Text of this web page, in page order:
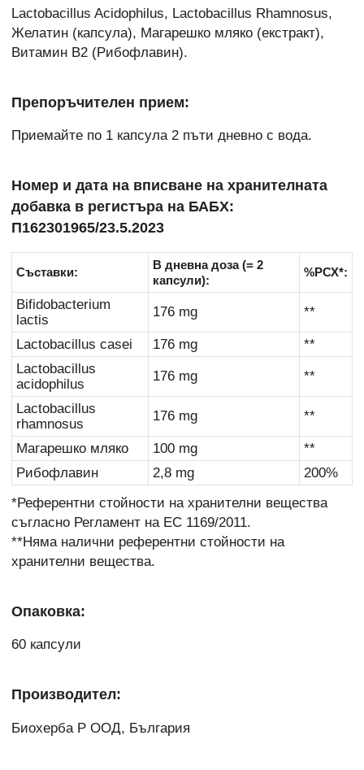
Lactobacillus Acidophilus, Lactobacillus Rhamnosus,
Желатин (капсула), Магарешко мляко (екстракт),
Витамин B2 (Рибофлавин).
Препоръчителен прием:
Приемайте по 1 капсула 2 пъти дневно с вода.
Номер и дата на вписване на хранителната
добавка в регистъра на БАБХ:
П162301965/23.5.2023
Съставки:
В дневна доза (= 2
капсули):
%РСХ*:
Bifidobacterium
lactis
176 mg **
Lactobacillus casei 176 mg
**
Lactobacillus
acidophilus
176 mg **
Lactobacillus
rhamnosus
176 mg **
Магарешко мляко 100 mg
**
Рибофлавин
2,8 mg
200%
*Референтни стойности на хранителни вещества
съгласно Регламент на ЕС 1169/2011.
**Няма налични референтни стойности на
хранителни вещества.
Опаковка:
60 капсули
Производител:
Биохерба Р ООД, България